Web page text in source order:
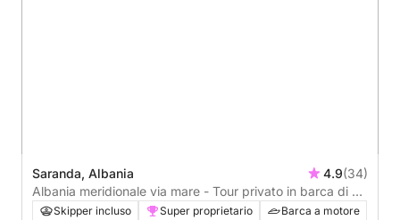
Saranda, Albania 4.9(34)
Albania meridionale via mare - Tour privato in barca di un
giorno intero con soste per il bagno
Skipper incluso Super proprietario
Barca a motore